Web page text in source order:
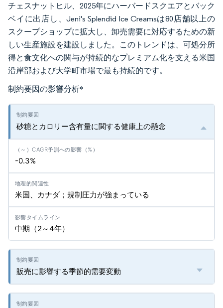
チェスナットヒル、2025年にハーバードスクエアとバック
ベイに出店し、Jeni's Splendid Ice Creamsは80店舗以上の
スクープショップに拡大し、卸売需要に対応するための新
しい生産施設を建設しました。このトレンドは、可処分所
得と食文化への関与が持続的なプレミアム化を支える米国
沿岸部および大学町市場で最も持続的です。
制約要因の影響分析*
砂糖とカロリー含有量に関する健康上の懸念
-0.3%
米国、カナダ；規制圧力が強まっている
中期（2～4年）
販売に影響する季節的需要変動